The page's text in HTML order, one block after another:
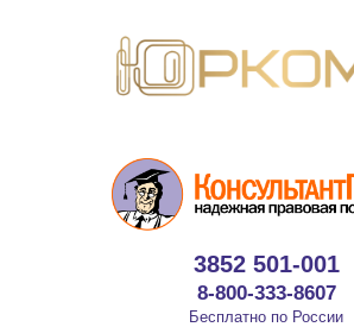
3852 501-001
8-800-333-8607
Бесплатно по России